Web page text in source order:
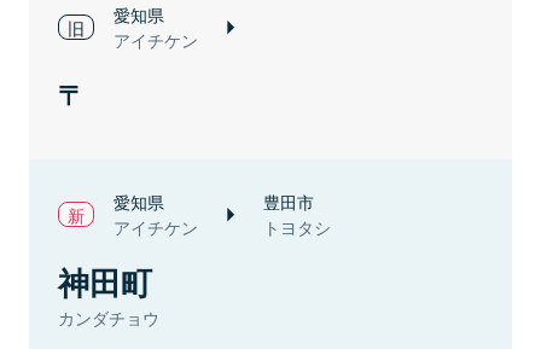
愛知県
アイチケン
愛知県
アイチケン
豊田市
トヨタシ
神田町
カンダチョウ